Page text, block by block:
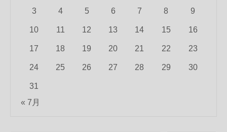
3 4 5 6 7 8 9
10 11 12 13 14 15 16
17 18 19 20 21 22 23
24 25 26 27 28 29 30
31
« 7月